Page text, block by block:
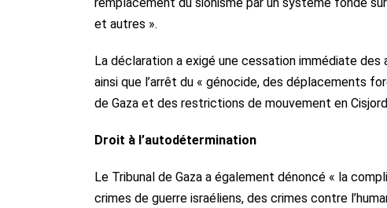
remplacement du sionisme par un système fondé
et autres ».
La déclaration a exigé une cessation immédiate
ainsi que l’arrêt du « génocide, des déplacements
de Gaza et des restrictions de mouvement en
Droit à l’autodétermination
Le Tribunal de Gaza a également dénoncé « la
crimes de guerre israéliens, des crimes contre